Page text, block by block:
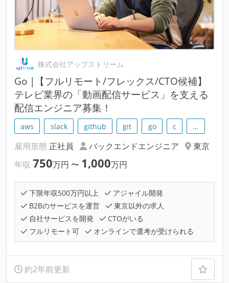
株式会社アップストリーム
Go |【フルリモート/フレックス/CTO候補】
テレビ業界の「動画配信サービス」を支える
配信エンジニア募集！
aws slack github git go c …
雇用形態 正社員 バックエンドエンジニア
東京
年収 750万円 〜 1,000万円
下限年収500万円以上
アジャイル開発
B2Bのサービスを運営
東京以外の求人
自社サービスを開発
CTOがいる
フルリモート可
オンラインで選考が受けられる
約2年前更新